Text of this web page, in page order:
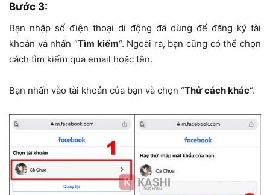
Bước 3:
Bạn nhập số điện thoại di động đã dùng để đăng ký tài
khoản và nhấn “Tìm kiếm“. Ngoài ra, bạn cũng có thể chọn
cách tìm kiếm qua email hoặc tên.
Bạn nhấn vào tài khoản của bạn và chọn “Thử cách khác“.